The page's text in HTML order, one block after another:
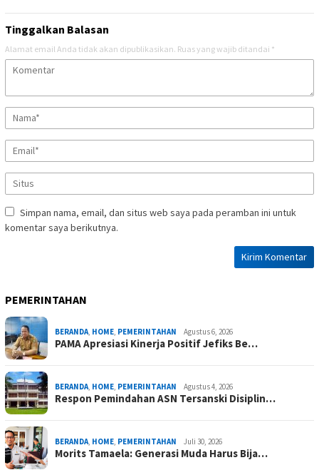
Tinggalkan Balasan
Alamat email Anda tidak akan dipublikasikan. Ruas yang wajib ditandai *
Simpan nama, email, dan situs web saya pada peramban ini untuk
komentar saya berikutnya.
PEMERINTAHAN
BERANDA, HOME, PEMERINTAHAN Agustus 6, 2026
PAMA Apresiasi Kinerja Positif Jefiks Be…
BERANDA, HOME, PEMERINTAHAN Agustus 4, 2026
Respon Pemindahan ASN Tersanski Disiplin…
BERANDA, HOME, PEMERINTAHAN Juli 30, 2026
Morits Tamaela: Generasi Muda Harus Bija…